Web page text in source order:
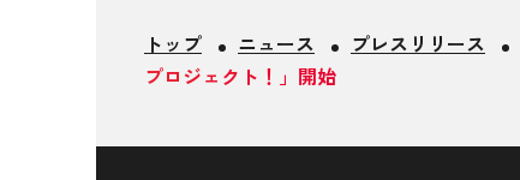
トップ ニュース プレスリリース
プロジェクト！」開始